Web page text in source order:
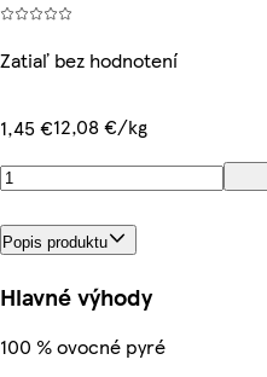
Zatiaľ bez hodnotení
1,45 €12,08 €/kg
Popis produktu
Hlavné výhody
100 % ovocné pyré